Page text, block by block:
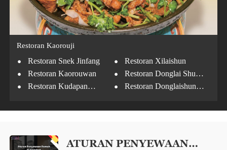
Restoran Kaorouji
· Restoran Snek Jinfang · Restoran Xilaishun
· Restoran Kaorouwan ·
Restoran Donglai Shun
Jinyuan
·
Restoran Kudapan
·
Restoran Donglaishun
ATURAN PENYEWAAN